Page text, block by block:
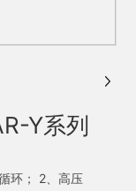
Y系列
环； 2、高压